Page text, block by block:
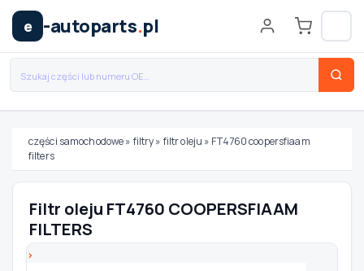
e -autoparts.pl
Wybierz swój pojazd
MARKA
części samochodowe» filtry» filtr oleju » FT4760 coopersfiaam
filters
Filtr oleju FT4760 COOPERSFIAAM
FILTERS